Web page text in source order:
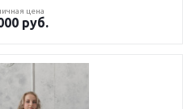
цена
руб.